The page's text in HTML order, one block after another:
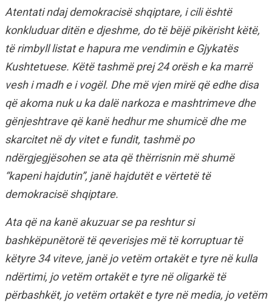
Atentati ndaj demokracisë shqiptare, i cili është
konkluduar ditën e djeshme, do të bëjë pikërisht këtë,
të rimbyll listat e hapura me vendimin e Gjykatës
Kushtetuese. Këtë tashmë prej 24 orësh e ka marrë
vesh i madh e i vogël. Dhe më vjen mirë që edhe disa
që akoma nuk u ka dalë narkoza e mashtrimeve dhe
gënjeshtrave që kanë hedhur me shumicë dhe me
skarcitet në dy vitet e fundit, tashmë po
ndërgjegjësohen se ata që thërrisnin më shumë
“kapeni hajdutin”, janë hajdutët e vërtetë të
demokracisë shqiptare.
Ata që na kanë akuzuar se pa reshtur si
bashkëpunëtorë të qeverisjes më të korruptuar të
këtyre 34 viteve, janë jo vetëm ortakët e tyre në kulla
ndërtimi, jo vetëm ortakët e tyre në oligarkë të
përbashkët, jo vetëm ortakët e tyre në media, jo vetëm